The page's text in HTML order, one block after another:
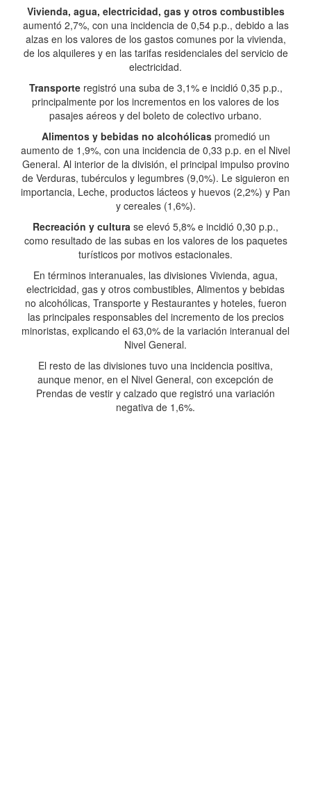
Vivienda, agua, electricidad, gas y otros combustibles
aumentó 2,7%, con una incidencia de 0,54 p.p., debido a las
alzas en los valores de los gastos comunes por la vivienda,
de los alquileres y en las tarifas residenciales del servicio de
electricidad.
Transporteregistró una suba de 3,1% e incidió 0,35 p.p.,
principalmente por los incrementos en los valores de los
pasajes aéreos y del boleto de colectivo urbano.
Alimentos y bebidas no alcohólicas promedió un
aumento de 1,9%, con una incidencia de 0,33 p.p. en el Nivel
General. Al interior de la división, el principal impulso provino
de Verduras, tubérculos y legumbres (9,0%). Le siguieron en
importancia, Leche, productos lácteos y huevos (2,2%) y Pan
y cereales (1,6%).
Recreación y cultura se elevó 5,8% e incidió 0,30 p.p.,
como resultado de las subas en los valores de los paquetes
turísticos por motivos estacionales.
En términos interanuales, las divisiones Vivienda, agua,
electricidad, gas y otros combustibles, Alimentos y bebidas
no alcohólicas, Transporte y Restaurantes y hoteles, fueron
las principales responsables del incremento de los precios
minoristas, explicando el 63,0% de la variación interanual del
Nivel General.
El resto de las divisiones tuvo una incidencia positiva,
aunque menor, en el Nivel General, con excepción de
Prendas de vestir y calzado que registró una variación
negativa de 1,6%.